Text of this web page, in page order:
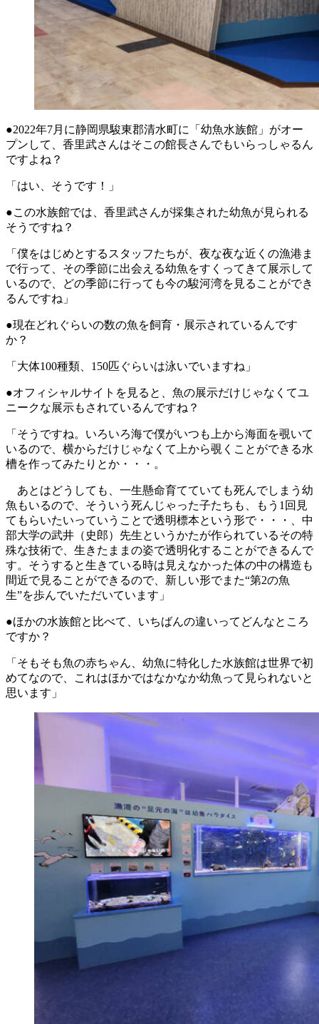
●2022年7月に静岡県駿東郡清水町に「幼魚水族館」がオー
プンして、香里武さんはそこの館長さんでもいらっしゃるん
ですよね？
「はい、そうです！」
●この水族館では、香里武さんが採集された幼魚が見られる
そうですね？
「僕をはじめとするスタッフたちが、夜な夜な近くの漁港ま
で行って、その季節に出会える幼魚をすくってきて展示して
いるので、どの季節に行っても今の駿河湾を見ることができ
るんですね」
●現在どれぐらいの数の魚を飼育・展示されているんです
か？
「大体100種類、150匹ぐらいは泳いでいますね」
●オフィシャルサイトを見ると、魚の展示だけじゃなくてユ
ニークな展示もされているんですね？
「そうですね。いろいろ海で僕がいつも上から海面を覗いて
いるので、横からだけじゃなくて上から覗くことができる水
槽を作ってみたりとか・・・。
あとはどうしても、一生懸命育てていても死んでしまう幼
魚もいるので、そういう死んじゃった子たちも、もう1回見
てもらいたいっていうことで透明標本という形で・・・、中
部大学の武井（史郎）先生というかたが作られているその特
殊な技術で、生きたままの姿で透明化することができるんで
す。そうすると生きている時は見えなかった体の中の構造も
間近で見ることができるので、新しい形でまた“第2の魚
生”を歩んでいただいています」
●ほかの水族館と比べて、いちばんの違いってどんなところ
ですか？
「そもそも魚の赤ちゃん、幼魚に特化した水族館は世界で初
めてなので、これはほかではなかなか幼魚って見られないと
思います」